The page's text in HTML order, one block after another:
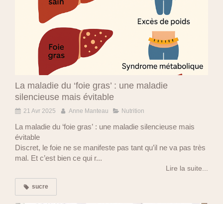
La maladie du ‘foie gras’ : une maladie
silencieuse mais évitable
21 Avr 2025 Anne Manteau Nutrition
La maladie du ‘foie gras’ : une maladie silencieuse mais
évitable
Discret, le foie ne se manifeste pas tant qu’il ne va pas très
mal. Et c’est bien ce qui r...
Lire la suite...
sucre